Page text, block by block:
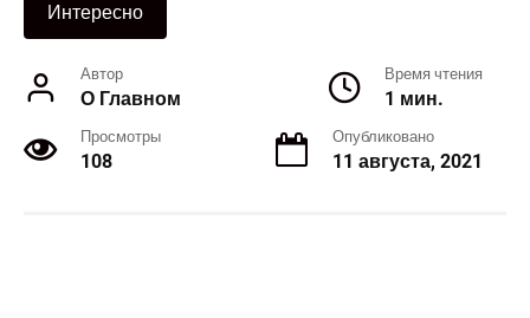
Интересно
Автор
О Главном
Время чтения
1 мин.
Просмотры
108
Опубликовано
11 августа, 2021